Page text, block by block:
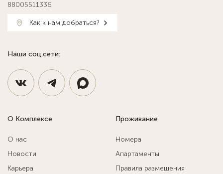
88005511336
Как к нам добраться?
Наши соц.сети:
О Комплексе
О нас
Новости
Карьера
Проживание
Номера
Апартаменты
Правила размещения